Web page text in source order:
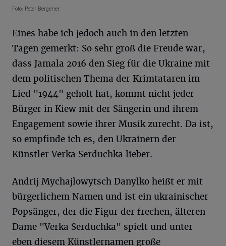
Foto: Peter Bergener
Eines habe ich jedoch auch in den letzten
Tagen gemerkt: So sehr groß die Freude war,
dass Jamala 2016 den Sieg für die Ukraine mit
dem politischen Thema der Krimtataren im
Lied "1944" geholt hat, kommt nicht jeder
Bürger in Kiew mit der Sängerin und ihrem
Engagement sowie ihrer Musik zurecht. Da ist,
so empfinde ich es, den Ukrainern der
Künstler Verka Serduchka lieber.
Andrij Mychajlowytsch Danylko heißt er mit
bürgerlichem Namen und ist ein ukrainischer
Popsänger, der die Figur der frechen, älteren
Dame "Verka Serduchka" spielt und unter
eben diesem Künstlernamen große